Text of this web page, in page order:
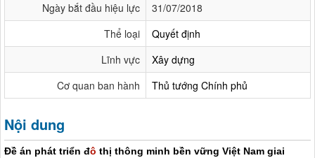
Ngày bắt đầu hiệu lực
31/07/2018
Thể loại
Quyết định
Lĩnh vực
Xây dựng
Cơ quan ban hành
Thủ tướng Chính phủ
Nội dung
Đề án phát triển đô thị thông minh bền vững Việt Nam giai